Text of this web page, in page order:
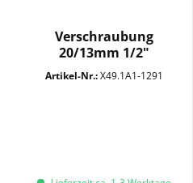
Verschraubung
20/13mm 1/2"
Überwurmutter...
Artikel-Nr.:X49.1A1-1291